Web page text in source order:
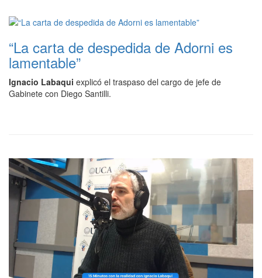
“La carta de despedida de Adorni es
lamentable”
Ignacio Labaqui explicó el traspaso del cargo de jefe de
Gabinete con Diego Santilli.